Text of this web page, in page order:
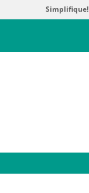
Simplifique!